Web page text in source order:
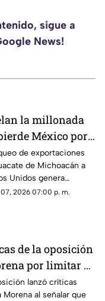
sigue a
News!
la millonada
México por
de Estados
al aguacate de
de exportaciones
de Michoacán a
Unidos genera
millonarias.
2026 07:00 p. m.
de la oposición
por limitar el
político
lanzó críticas
Morena al señalar que